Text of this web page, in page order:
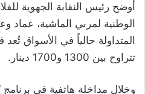
أوضح رئيس النقابة الجهوية
الوطنية لمربي الماشية، عماد
المتداولة حالياً في الأسواق
تتراوح بين 1300 و1700 دينار.
وخلال مداخلة هاتفية في